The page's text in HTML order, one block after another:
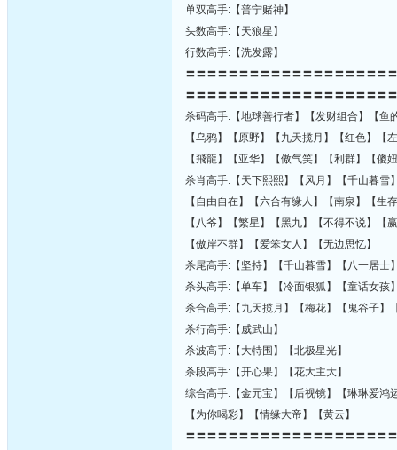
单双高手:【普宁赌神】
头数高手:【天狼星】
行数高手:【洗发露】
〓〓〓〓〓〓〓〓〓〓〓〓〓〓〓〓〓〓〓
〓〓〓〓〓〓〓〓〓〓〓〓〓〓〓〓〓〓〓
杀码高手:【地球善行者】【发财组合】【鱼
【乌鸦】【原野】【九天揽月】【红色】
【飛龍】【亚华】【傲气笑】【利群】【傻
杀肖高手:【天下熙熙】【风月】【千山暮雪
【自由自在】【六合有缘人】【南泉】【
【八爷】【繁星】【黑九】【不得不说】
【傲岸不群】【爱笨女人】【无边思忆】
杀尾高手:【坚持】【千山暮雪】【八一居士
杀头高手:【单车】【冷面银狐】【童话女孩
杀合高手:【九天揽月】【梅花】【鬼谷子】
杀行高手:【威武山】
杀波高手:【大特围】【北极星光】
杀段高手:【开心果】【花大主大】
综合高手:【金元宝】【后视镜】【琳琳爱鸿
【为你喝彩】【情缘大帝】【黄云】
〓〓〓〓〓〓〓〓〓〓〓〓〓〓〓〓〓〓〓